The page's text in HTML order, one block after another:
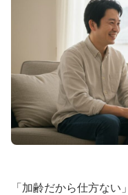
「加齢だから仕方ない」